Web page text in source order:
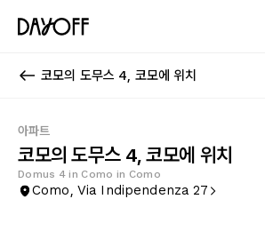
코모의 도무스 4, 코모에 위치
아파트
코모의 도무스 4, 코모에 위치
Domus 4 in Como in Como
Como, Via Indipendenza 27